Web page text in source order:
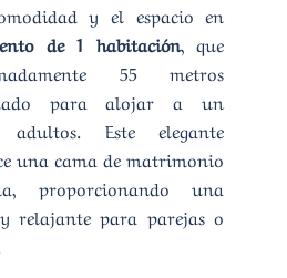
y el espacio en
de 1 habitación, que
55 metros
para alojar a un
Este elegante
una cama de matrimonio
proporcionando una
relajante para parejas o